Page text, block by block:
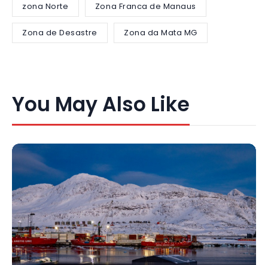
zona Norte Zona Franca de Manaus
Zona de Desastre Zona da Mata MG
You May Also Like